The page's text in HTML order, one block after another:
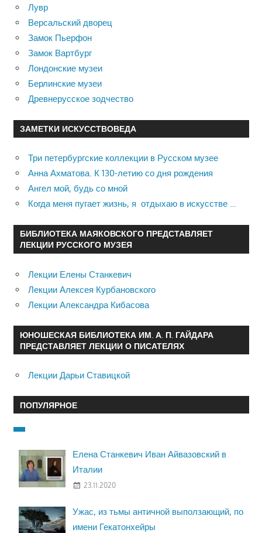
Лувр
Версальский дворец
Замок Пьерфон
Замок Вартбург
Лондонские музеи
Берлинские музеи
Древнерусское зодчество
ЗАМЕТКИ ИСКУССТВОВЕДА
Три петербургские коллекции в Русском музее
Анна Ахматова. К 130-летию со дня рождения
Ангел мой, будь со мной
Когда меня пугает жизнь, я отдыхаю в искусстве …
БИБЛИОТЕКА МАЯКОВСКОГО ПРЕДСТАВЛЯЕТ
ЛЕКЦИИ РУССКОГО МУЗЕЯ
Лекции Елены Станкевич
Лекции Алексея Курбановского
Лекции Александра Кибасова
ЮНОШЕСКАЯ БИБЛИОТЕКА ИМ. А. П. ГАЙДАРА
ПРЕДСТАВЛЯЕТ ЛЕКЦИИ О ПИСАТЕЛЯХ
Лекции Дарьи Ставицкой
ПОПУЛЯРНОЕ
Елена Станкевич Иван Айвазовский в
Италии
23.11.2020
Ужас, из тьмы античной выползающий, по
имени Гекатонхейры